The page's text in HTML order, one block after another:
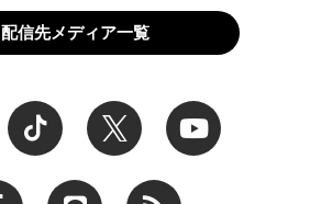
配信先メディア一覧